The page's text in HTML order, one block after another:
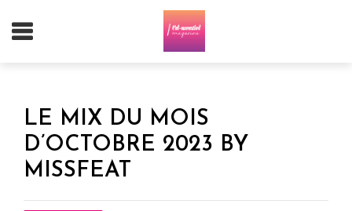
LE MIX DU MOIS
D’OCTOBRE 2023 BY
MISSFEAT